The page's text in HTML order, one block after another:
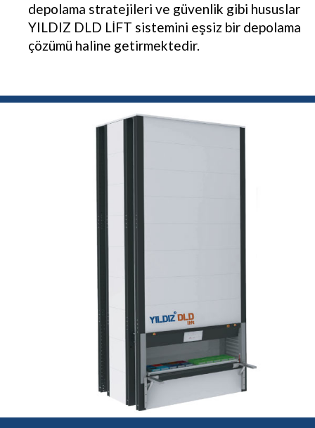
depolama stratejileri ve güvenlik gibi hususlar
YILDIZ DLD LİFT sistemini eşsiz bir depolama
çözümü haline getirmektedir.